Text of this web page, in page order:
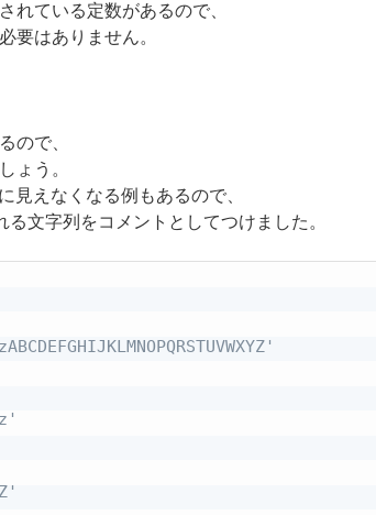
れている定数があるので、
要はありません。
ので、
ょう。
見えなくなる例もあるので、
文字列をコメントとしてつけました。